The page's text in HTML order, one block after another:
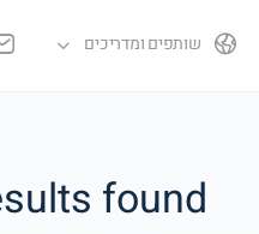
שותפים ומדריכים
found!